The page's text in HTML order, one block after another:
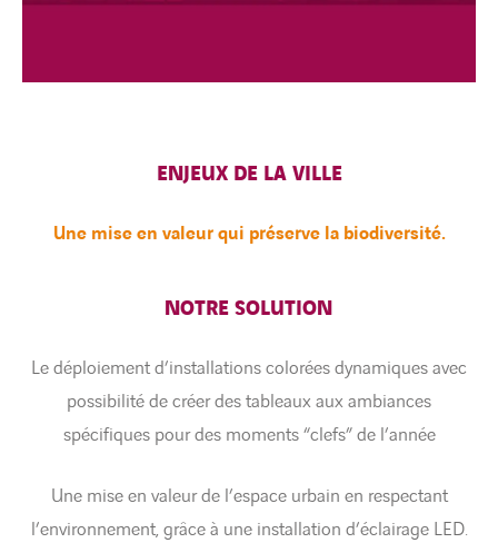
ENJEUX DE LA VILLE
Une mise en valeur qui préserve la biodiversité.
NOTRE SOLUTION
Le déploiement d’installations colorées dynamiques avec
possibilité de créer des tableaux aux ambiances
spécifiques pour des moments “clefs” de l’année
Une mise en valeur de l’espace urbain en respectant
l’environnement, grâce à une installation d’éclairage LED.